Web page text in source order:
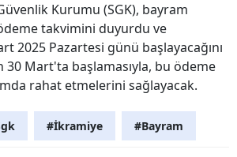
Kurumu (SGK), bayram
takvimini duyurdu ve
2025 Pazartesi günü başlayacağını
30 Mart'ta başlamasıyla, bu ödeme
rahat etmelerini sağlayacak.
#İkramiye #Bayram